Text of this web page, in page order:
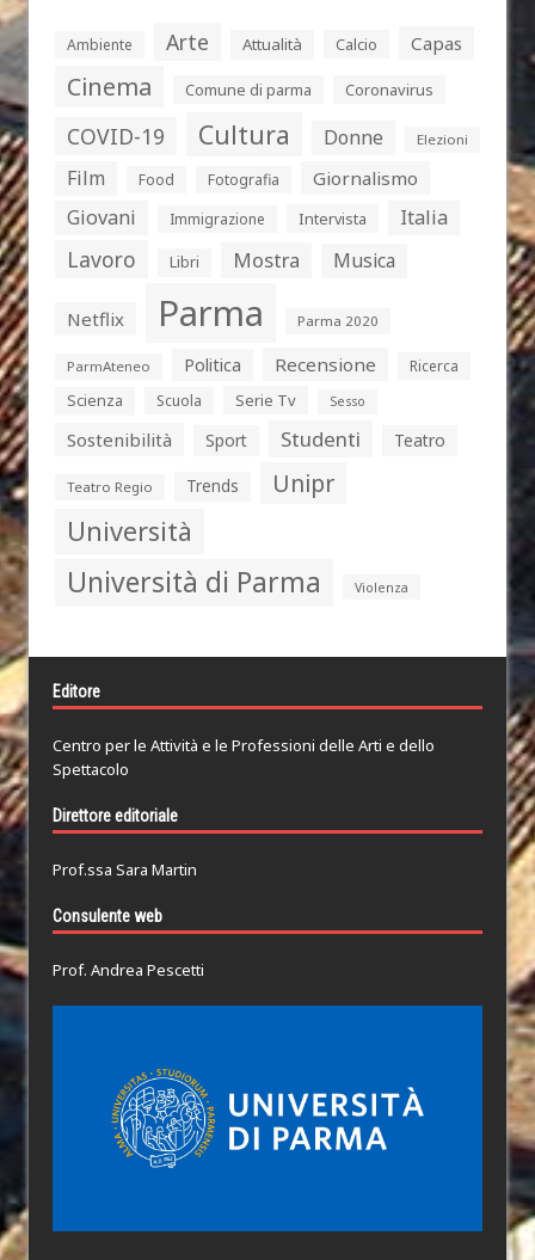
Ambiente Arte Attualità Calcio Capas
Cinema Comune di parma Coronavirus
COVID-19 Cultura Donne Elezioni
Film Food Fotografia Giornalismo
Giovani Immigrazione Intervista Italia
Lavoro Libri Mostra Musica
Netflix Parma Parma 2020
ParmAteneo Politica Recensione
Ricerca
Scienza
Scuola Serie Tv Sesso
Sostenibilità Sport Studenti Teatro
Teatro Regio Trends Unipr
Università
Università di Parma Violenza
Editore
Centro per le Attività e le Professioni delle Arti e dello
Spettacolo
Direttore editoriale
Prof.ssa Sara Martin
Consulente web
Prof. Andrea Pescetti